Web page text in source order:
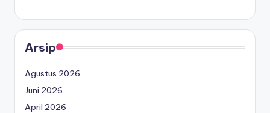
Arsip
Agustus 2026
Juni 2026
April 2026